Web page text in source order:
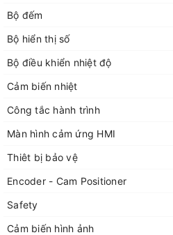
Bộ đếm
Bộ hiển thị số
Bộ điều khiển nhiệt độ
Cảm biến nhiệt
Công tắc hành trình
Màn hình cảm ứng HMI
Thiêt bị bảo vệ
Encoder - Cam Positioner
Safety
Cảm biến hình ảnh